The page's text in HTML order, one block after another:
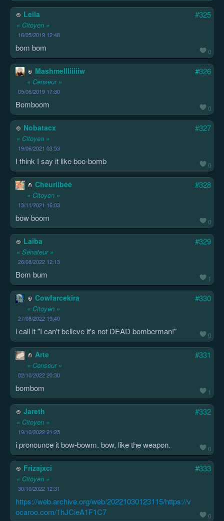
Leila
« Citoyen »
16/05/2019 12:48
#325
0
bom bom
Mashmellliiiiiw
« Censeur »
05/06/2019 17:30
#326
0
Bomboom
Nobatacx
« Citoyen »
19/06/2021 03:53
#327
0
I think I say it like boo-bomb
Cheuriibee
« Citoyen »
13/11/2021 16:03
#328
0
bow boom
Laiba
« Sénateur »
26/08/2022 12:13
#329
1
Bom bum
Cowfarcekira
« Citoyen »
27/08/2022 19:40
#330
0
i call it "I can't believe it's not DEAD bomberman!"
Arte
« Censeur »
02/10/2022 20:30
#331
1
bombom
Jareth
« Citoyen »
19/10/2022 21:25
#332
0
i pronounce it bow-bowm. bow, like the weapon.
Frizajxci
« Citoyen »
30/10/2022 12:31
#333
0
https://web.archive.org/web/20221030123115/https://v
ocaroo.com/1hJCieA1F1C7